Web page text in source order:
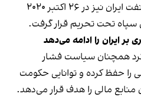
سپاه تحریم شد. شرکت ملی نفت ایران نیز در ۲۶ اکتبر ۲۰۲۰
تحت تحریم قرار گرفت.
ایران را ادامه می‌دهد
کرد همچنان سیاست فشار
را حفظ کرده و توانایی حکومت
منابع مالی را هدف قرار می‌دهد.